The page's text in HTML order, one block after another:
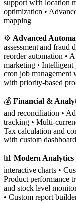
support with location
optimization •
mapping
⚙️ Advanced
assessment and fraud
reorder automation •
marketing • Intelligent
cron job management
with priority-based
💰 Financial &
and reconciliation •
tracking • Multi-
Tax calculation and
with custom
📊 Modern Analytics
interactive charts •
Product performance
and stock level
• Custom report